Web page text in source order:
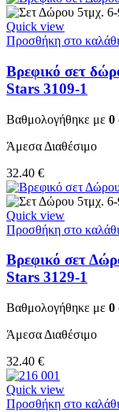
Quick view
Προσθήκη στο καλάθι
Βρεφικό σετ
Stars 3109-1
Βαθμολογήθηκε με 0
Άμεσα Διαθέσιμο
32.40 €
Quick view
Προσθήκη στο καλάθι
Βρεφικό σετ
Stars 3129-1
Βαθμολογήθηκε με 0
Άμεσα Διαθέσιμο
32.40 €
Quick view
Προσθήκη στο καλάθι